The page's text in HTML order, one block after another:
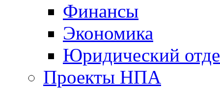
Финансы
Экономика
Юридический
Проекты НПА